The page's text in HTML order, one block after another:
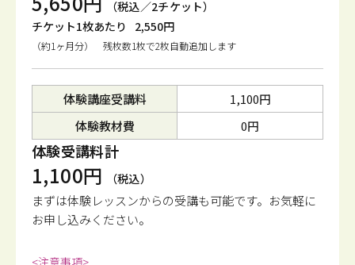
（税込／2チケット）
チケット1枚あたり
2,550円
（約1ヶ月分） 残枚数1枚で2枚自動追加します
体験講座受講料
1,100円
体験教材費
0円
体験受講料計
1,100円 （税込）
まずは体験レッスンからの受講も可能です。 お気軽に
お申し込みください。
<注意事項>